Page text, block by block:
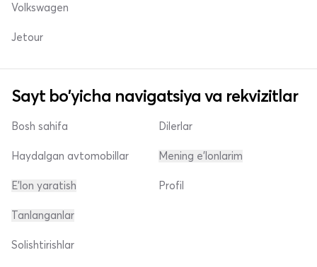
Volkswagen
Jetour
Sayt bo'yicha navigatsiya va rekvizitlar
Bosh sahifa
Haydalgan avtomobillar
E'lon yaratish
Dilerlar
Mening e'lonlarim
Profil
Tanlanganlar
Solishtirishlar